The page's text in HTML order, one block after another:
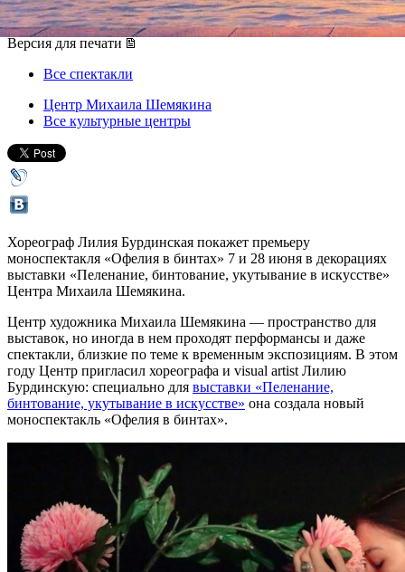
07 июня 2018, четверг-28 июня 2018, четверг
Версия для печати
Все спектакли
Центр Михаила Шемякина
Все культурные центры
Хореограф Лилия Бурдинская покажет премьеру
моноспектакля «Офелия в бинтах» 7 и 28 июня в декорациях
выставки «Пеленание, бинтование, укутывание в искусстве»
Центра Михаила Шемякина.
Центр художника Михаила Шемякина — пространство для
выставок, но иногда в нем проходят перформансы и даже
спектакли, близкие по теме к временным экспозициям. В этом
году Центр пригласил хореографа и visual artist Лилию
Бурдинскую: специально для выставки «Пеленание,
бинтование, укутывание в искусстве» она создала новый
моноспектакль «Офелия в бинтах».